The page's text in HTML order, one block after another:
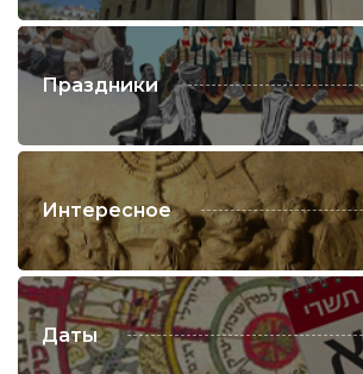
Праздники
Интересное
Даты